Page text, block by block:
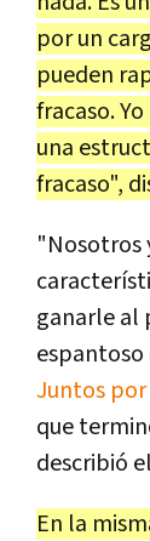
por un
pueden
fracaso.
una
fracaso",
"Nosotros
ganarle al
espantoso
Juntos
que
describió
En la